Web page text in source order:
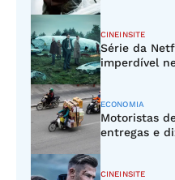
CINEINSITE
Série da
imperdível
ECONOMIA
Motoristas
entregas e
CINEINSITE